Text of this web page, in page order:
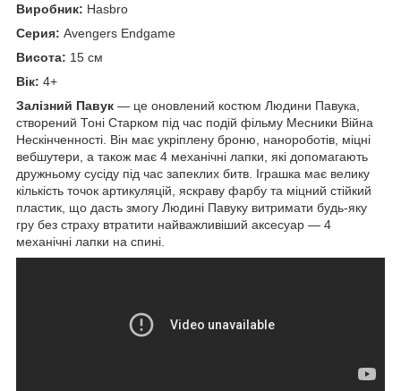
Виробник: Hasbro
Серия: Avengers Endgame
Висота: 15 см
Вік: 4+
Залізний Павук — це оновлений костюм Людини Павука,
створений Тоні Старком під час подій фільму Месники Війна
Нескінченності. Він має укріплену броню, нанороботів, міцні
вебшутери, а також має 4 механічні лапки, які допомагають
дружньому сусіду під час запеклих битв. Іграшка має велику
кількість точок артикуляцій, яскраву фарбу та міцний стійкий
пластик, що дасть змогу Людині Павуку витримати будь-яку
гру без страху втратити найважливіший аксесуар — 4
механічні лапки на спині.